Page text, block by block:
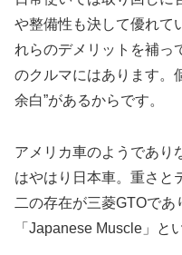
や整備性も決して優れて
れらのデメリットを補っ
のクルマにはあります。
余白”があるからです。
アメリカ車のようであり
はやはり日本車。重さと
二の存在が三菱GTOで
「Japanese Muscle」と